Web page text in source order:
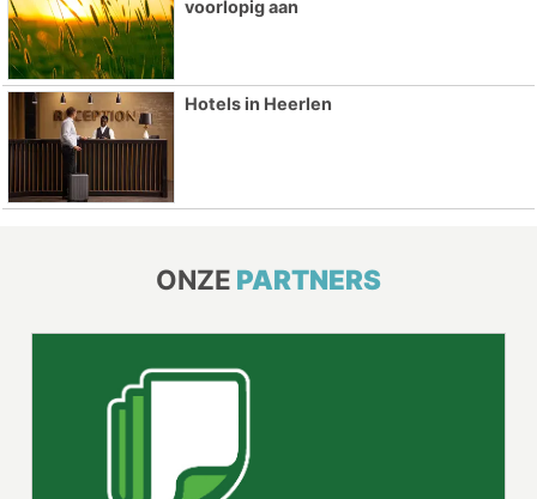
voorlopig aan
Hotels in Heerlen
ONZE PARTNERS